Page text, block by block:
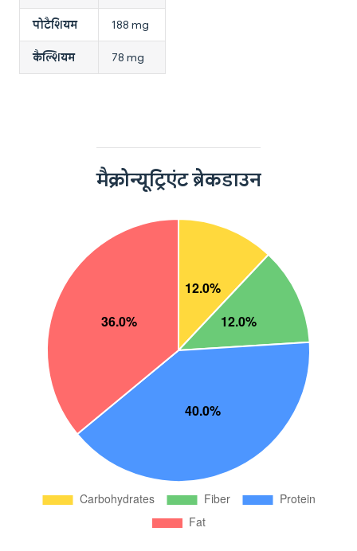
पोटैशियम 188 mg
कैल्शियम 78 mg
मैक्रोन्यूट्रिएंट ब्रेकडाउन